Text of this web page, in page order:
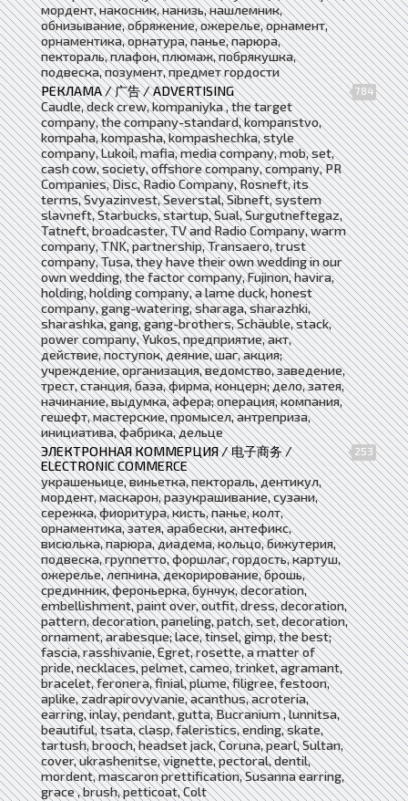
мордент, накосник, нанизь, нашлемник,
обнизывание, обряжение, ожерелье, орнамент,
орнаментика, орнатура, панье, парюра,
пектораль, плафон, плюмаж, побрякушка,
подвеска, позумент, предмет гордости
РЕКЛАМА / 广告 / ADVERTISING
784
Caudle, deck crew, kompaniyka , the target
company, the company-standard, kompanstvo,
kompaha, kompasha, kompashechka, style
company, Lukoil, mafia, media company, mob, set,
cash cow, society, offshore company, company, PR
Companies, Disc, Radio Company, Rosneft, its
terms, Svyazinvest, Severstal, Sibneft, system
slavneft, Starbucks, startup, Sual, Surgutneftegaz,
Tatneft, broadcaster, TV and Radio Company, warm
company, TNK, partnership, Transaero, trust
company, Tusa, they have their own wedding in our
own wedding, the factor company, Fujinon, havira,
holding, holding company, a lame duck, honest
company, gang-watering, sharaga, sharazhki,
sharashka, gang, gang-brothers, Schäuble, stack,
power company, Yukos, предприятие, акт,
действие, поступок, деяние, шаг, акция;
учреждение, организация, ведомство, заведение,
трест, станция, база, фирма, концерн; дело, затея,
начинание, выдумка, афера; операция, компания,
гешефт, мастерские, промысел, антреприза,
инициатива, фабрика, дельце
ЭЛЕКТРОННАЯ КОММЕРЦИЯ / 电子商务 /
ELECTRONIC COMMERCE
253
украшеньице, виньетка, пектораль, дентикул,
мордент, маскарон, разукрашивание, сузани,
сережка, фиоритура, кисть, панье, колт,
орнаментика, затея, арабески, антефикс,
висюлька, парюра, диадема, кольцо, бижутерия,
подвеска, группетто, форшлаг, гордость, картуш,
ожерелье, лепнина, декорирование, брошь,
срединник, фероньерка, бунчук, decoration,
embellishment, paint over, outfit, dress, decoration,
pattern, decoration, paneling, patch, set, decoration,
ornament, arabesque; lace, tinsel, gimp, the best;
fascia, rasshivanie, Egret, rosette, a matter of
pride, necklaces, pelmet, cameo, trinket, agramant,
bracelet, feronera, finial, plume, filigree, festoon,
aplike, zadrapirovyvanie, acanthus, acroteria,
earring, inlay, pendant, gutta, Bucranium , lunnitsa,
beautiful, tsata, clasp, faleristics, ending, skate,
tartush, brooch, headset jack, Coruna, pearl, Sultan,
cover, ukrashenitse, vignette, pectoral, dentil,
mordent, mascaron prettification, Susanna earring,
grace , brush, petticoat, Colt